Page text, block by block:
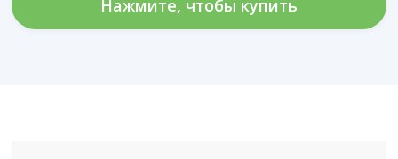
Нажмите, чтобы купить